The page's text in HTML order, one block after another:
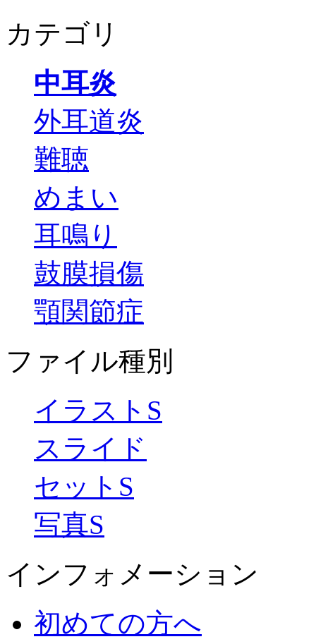
カテゴリ
中耳炎
外耳道炎
難聴
めまい
耳鳴り
鼓膜損傷
顎関節症
ファイル種別
イラストS
スライド
セットS
写真S
インフォメーション
初めての方へ